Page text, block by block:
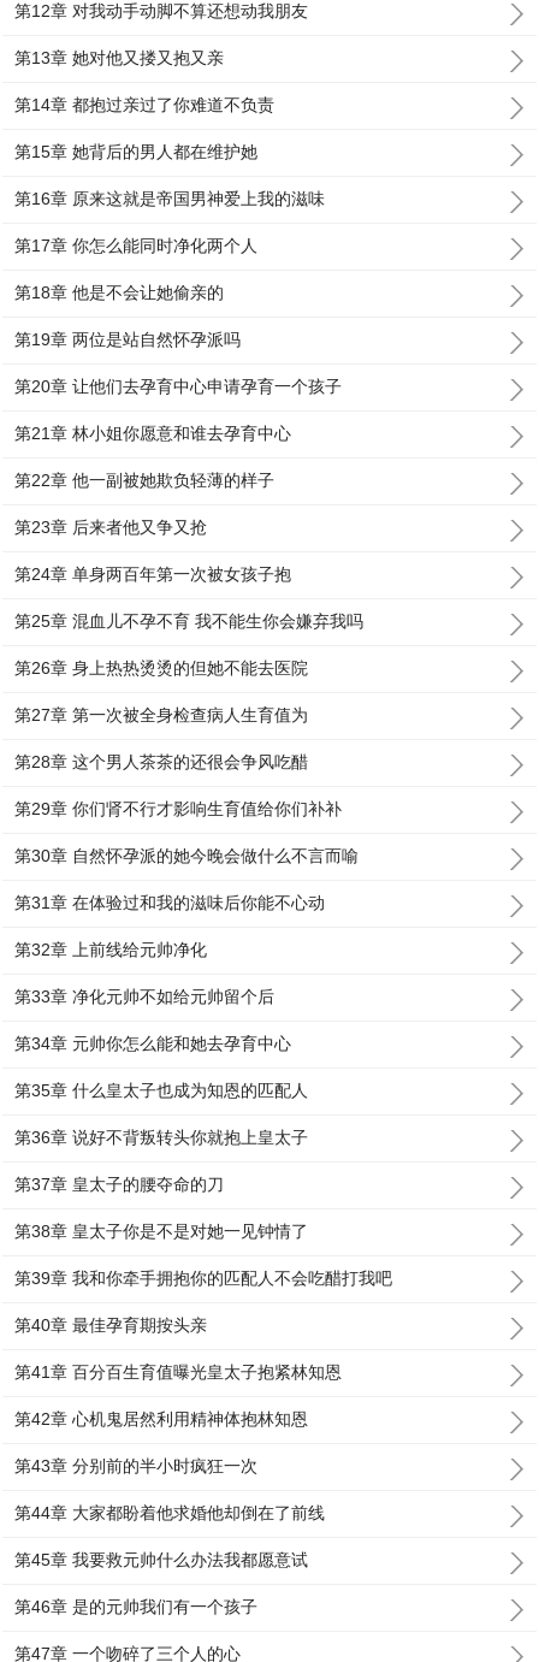
第12章 对我动手动脚不算还想动我朋友
第13章 她对他又搂又抱又亲
第14章 都抱过亲过了你难道不负责
第15章 她背后的男人都在维护她
第16章 原来这就是帝国男神爱上我的滋味
第17章 你怎么能同时净化两个人
第18章 他是不会让她偷亲的
第19章 两位是站自然怀孕派吗
第20章 让他们去孕育中心申请孕育一个孩子
第21章 林小姐你愿意和谁去孕育中心
第22章 他一副被她欺负轻薄的样子
第23章 后来者他又争又抢
第24章 单身两百年第一次被女孩子抱
第25章 混血儿不孕不育 我不能生你会嫌弃我吗
第26章 身上热热烫烫的但她不能去医院
第27章 第一次被全身检查病人生育值为
第28章 这个男人茶茶的还很会争风吃醋
第29章 你们肾不行才影响生育值给你们补补
第30章 自然怀孕派的她今晚会做什么不言而喻
第31章 在体验过和我的滋味后你能不心动
第32章 上前线给元帅净化
第33章 净化元帅不如给元帅留个后
第34章 元帅你怎么能和她去孕育中心
第35章 什么皇太子也成为知恩的匹配人
第36章 说好不背叛转头你就抱上皇太子
第37章 皇太子的腰夺命的刀
第38章 皇太子你是不是对她一见钟情了
第39章 我和你牵手拥抱你的匹配人不会吃醋打我吧
第40章 最佳孕育期按头亲
第41章 百分百生育值曝光皇太子抱紧林知恩
第42章 心机鬼居然利用精神体抱林知恩
第43章 分别前的半小时疯狂一次
第44章 大家都盼着他求婚他却倒在了前线
第45章 我要救元帅什么办法我都愿意试
第46章 是的元帅我们有一个孩子
第47章 一个吻碎了三个人的心